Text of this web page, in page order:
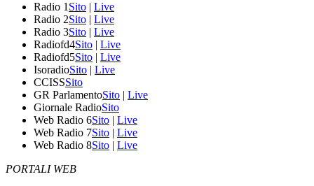
Radio 1 Sito | Live
Radio 2Sito | Live
Radio 3Sito | Live
Radiofd4Sito | Live
Radiofd5Sito | Live
IsoradioSito | Live
CCISSSito
GR ParlamentoSito | Live
Giornale RadioSito
Web Radio 6Sito | Live
Web Radio 7Sito | Live
Web Radio 8Sito | Live
PORTALI WEB